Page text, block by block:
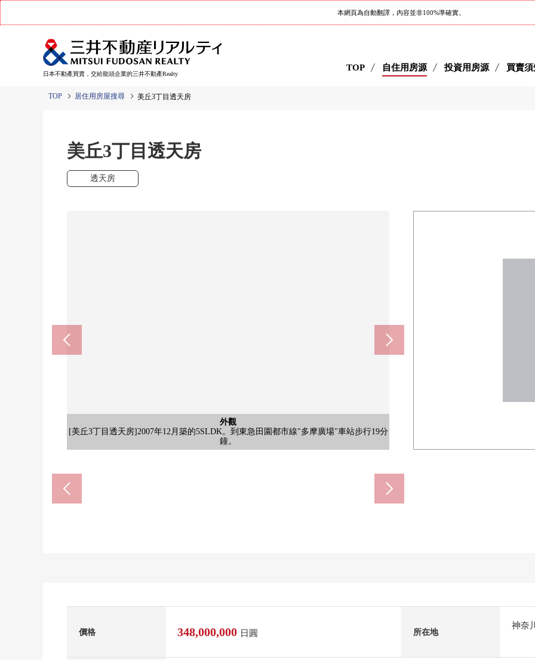
本網頁為自動翻譯，內容並非100%準確實。
日本不動產買賣，交給龍頭企業的三井不動產Realty
TOP 自住用房源 投資用房源 買賣須
TOP 居住用房屋搜尋 美丘3丁目透天房
美丘3丁目透天房
透天房
外觀
[美丘3丁目透天房]2007年12月築的5SLDK。到東急田園都市線"多摩廣場"車站步行19分
鐘。
客廳
[約19.4張塌塌米客廳/]在開放感覺溢出來的朝南的院子可以直接出入。是陽光、通風良
好的客廳。
客廳
[客廳]能舒適地渡過的寬敞的客廳。是被用柔軟的顏色味道概括的溫暖的裝修。
客廳
[客廳]是生活的主要的空間和生活。在陽光從朝南的窗灌的亮的空間，能渡過家族團聚
的時間。
客廳
[客廳]即使放稍大一點的沙發也是有舒適的面積。因為是簡單的裝修所以好像能享受家
具的室內裝飾。
廚房
[廚房]收納被結實地確保的L型的組合廚房。因為櫃台TOP廣闊所以工作順利能夠流跡線
好。
廚房
[廚房]櫃台被設立的廚房。吃早餐以及零食，一邊做家務，一邊看孩子的功課，便利地
可以使用。
廚房
[廚房]是食器洗乾燥機被設置的組合廚房。能縮短要洗的東西的時間，能增加和家族渡
過的時間。
客廳
[客廳]地板暖氣被設置。好像能從腳下舒適地渡過冷的季節。
廚房
[廚房]存儲空間也被結實地確保。感覺清醒的收納能要烹調家電以及餐具類。
廚房
[廚房]能作為烹調中的食材堆放處以及用餐的地方使用，從屬於也在完成的菜的配餐便
利的櫃台。
公共汽車
[浴室]不在氣候以及時間有關系，有浴室烘乾機的，能心情舒暢地使洗的衣物乾燥。作
為花粉對策，也視為好東西。
洗臉
[盥洗台]具有有便於打扮的三面鏡的盥洗台。因為存儲空間多所以能和感覺清醒也收藏
小東西類以及化妝品。
廁所
[廁所]洗手櫃台被在廁所設立。使用後，手洗，馬上衛生。因為有鏡子在客人整理外表
所以的時候可以使用。
和式房間
[和式房間]壁龕被在和式房間設立。有壁櫥的，能收藏床上用品、褥墊、季節東西的衣
服。
西式房間
[約7.0張塌塌米西式房間/]大的床容易安置的面積的西式房間。也作為夫婦以及家族的卧
室可以靈活使用。
門口
[門口]門口正設有收納。能和感覺清醒整理容易亂七八糟的門口。
風景
[來自2樓陽台的風景]沒有在前面遮擋陽光的高的建築物。熱的陽光到室內傾注到。
陽台
[陽台]露天浴池、有桑拿房的2樓陽台。因為正寬敞做所以放椅子，享受下午茶時間的。
風景
風景
院子
院子
院子
院子
風景
來自2樓陽台的風景
風景
風景(傍晚)
風景
風景(夜間)
風景
風景(夜間)
外觀
外觀(夜間)
橫濱市立美丘小學(約850m)
步行11分鐘。每天的上學時間，培養與朋友的交流的重要的人時。愉快正聊天的話一瞬
間好像到達。
橫濱市立美丘中學(約340m)
步行5分鐘。
Maruetsu川崎宮前商店(約930m)
步行12分鐘。
Lawson橫濱美丘4丁目商店(約790m)
價格 348,000,000 日圓 所在地
神奈